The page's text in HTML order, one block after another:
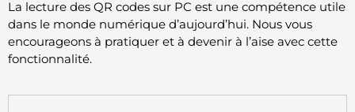
La lecture des QR codes sur PC est une compétence utile
dans le monde numérique d’aujourd’hui. Nous vous
encourageons à pratiquer et à devenir à l’aise avec cette
fonctionnalité.